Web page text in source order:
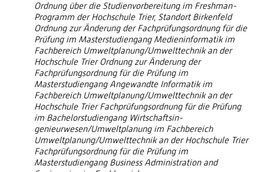
Ordnung über die Studienvorbereitung im Freshman-
Programm der Hochschule Trier, Standort Birkenfeld
Ordnung zur Änderung der Fachprüfungsordnung für die
Prüfung im Masterstudiengang Medieninformatik im
Fachbereich Umweltplanung/Umwelttechnik an der
Hochschule Trier Ordnung zur Änderung der
Fachprüfungsordnung für die Prüfung im
Masterstudiengang Angewandte Informatik im
Fachbereich Umweltplanung/Umwelttechnik an der
Hochschule Trier Fachprüfungsordnung für die Prüfung
im Bachelorstudiengang Wirtschaftsin-
genieurwesen/Umweltplanung im Fachbereich
Umweltplanung/Umwelttechnik an der Hochschule Trier
Fachprüfungsordnung für die Prüfung im
Masterstudiengang Business Administration and